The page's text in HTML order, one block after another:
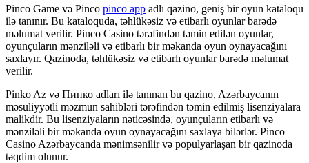
Pinco Game və Pinco pinco app adlı qazino, geniş bir oyun kataloqu
ilə tanınır. Bu kataloquda, təhlükəsiz və etibarlı oyunlar barədə
məlumat verilir. Pinco Casino tərəfindən təmin edilən oyunlar,
oyunçuların mənziləli və etibarlı bir məkanda oyun oynayacağını
saxlayır. Qazinoda, təhlükəsiz və etibarlı oyunlar barədə məlumat
verilir.
Pinko Az və Пинко adları ilə tanınan bu qazino, Azərbaycanın
məsuliyyətli məzmun sahibləri tərəfindən təmin edilmiş lisenziyalara
malikdir. Bu lisenziyaların nəticəsində, oyunçuların etibarlı və
mənziləli bir məkanda oyun oynayacağını saxlaya bilərlər. Pinco
Casino Azərbaycanda mənimsənilir və populyarlaşan bir qazinoda
təqdim olunur.